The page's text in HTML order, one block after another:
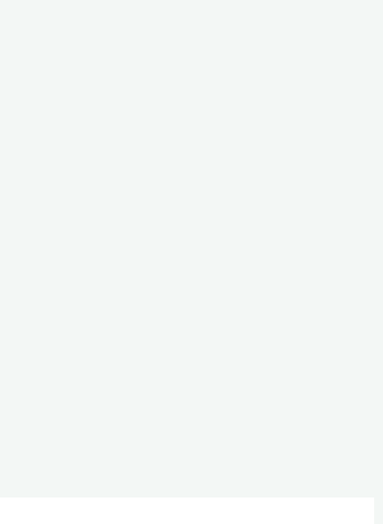
Gehirn, die sogenannten Beta-Amyloid-
einer Freigabe zunächst nicht
die Empfehlung aus, dass
Maßgaben gebunden.